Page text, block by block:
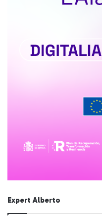
Expert Alberto